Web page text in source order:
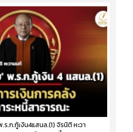
.ก.กู้เงิน4แสนล.(1) จิรนิติ หะวา